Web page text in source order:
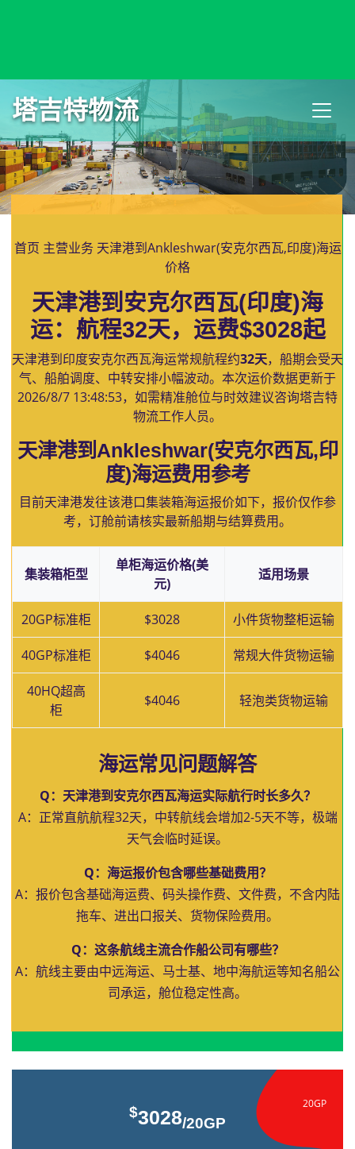
塔吉特物流
首页 主营业务 天津港到Ankleshwar(安克尔西瓦,印度)海运
价格
天津港到安克尔西瓦(印度)海
运：航程32天，运费$3028起
天津港到印度安克尔西瓦海运常规航程约32天，船期会受天
气、船舶调度、中转安排小幅波动。本次运价数据更新于
2026/8/7 13:48:53，如需精准舱位与时效建议咨询塔吉特
物流工作人员。
天津港到Ankleshwar(安克尔西瓦,印
度)海运费用参考
目前天津港发往该港口集装箱海运报价如下，报价仅作参
考，订舱前请核实最新船期与结算费用。
集装箱柜型
单柜海运价格(美
元)
适用场景
20GP标准柜 $3028 小件货物整柜运输
40GP标准柜 $4046 常规大件货物运输
40HQ超高
柜
$4046 轻泡类货物运输
海运常见问题解答
Q：天津港到安克尔西瓦海运实际航行时长多久？
A：正常直航航程32天，中转航线会增加2-5天不等，极端
天气会临时延误。
Q：海运报价包含哪些基础费用？
A：报价包含基础海运费、码头操作费、文件费，不含内陆
拖车、进出口报关、货物保险费用。
Q：这条航线主流合作船公司有哪些？
A：航线主要由中远海运、马士基、地中海航运等知名船公
司承运，舱位稳定性高。
20GP
$3028/20GP